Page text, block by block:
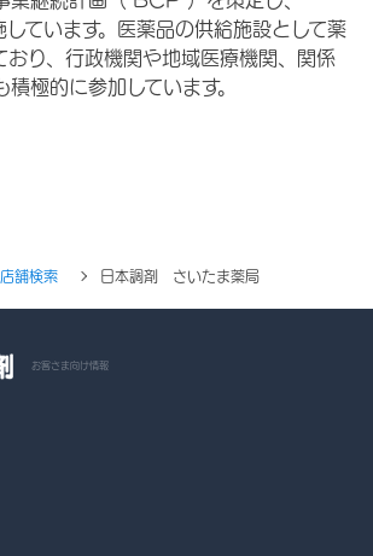
ています。医薬品の供給施設として薬
おり、行政機関や地域医療機関、関係
極的に参加しています。
店舗検索 日本調剤 さいたま薬局
お客さま向け情報